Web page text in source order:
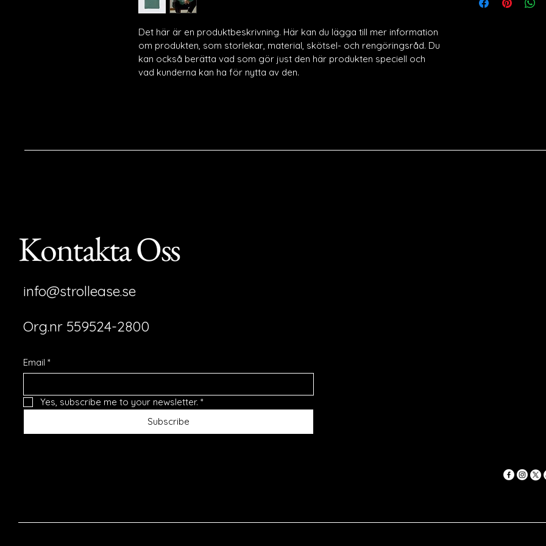
Det här är en produktbeskrivning. Här kan du lägga till mer information
om produkten, som storlekar, material, skötsel- och rengöringsråd. Du
kan också berätta vad som gör just den här produkten speciell och
vad kunderna kan ha för nytta av den.
försäkrar
mer om dina
Kontakta Oss
info@strollease.se
Org.nr 559524-2800
Email *
Yes, subscribe me to your newsletter. *
Subscribe